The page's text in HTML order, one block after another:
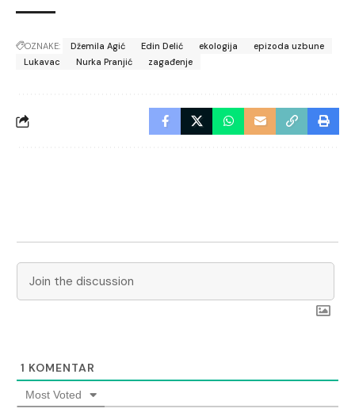
OZNAKE: Džemila Agić Edin Delić ekologija
epizoda uzbune
Lukavac
Nurka Pranjić zagađenje
1 KOMENTAR
Most Voted